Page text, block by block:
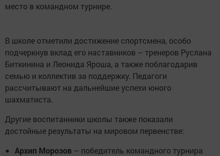
место в командном турнире.
В школе отметили достижение спортсмена, особо
подчеркнув вклад его наставников – тренеров Руслана
Биткинина и Леонида Яроша, а также поблагодарив
семью и коллектив за поддержку. Педагоги
рассчитывают на дальнейшие успехи юного
шахматиста.
Другие воспитанники школы также показали
достойные результаты на мировом первенстве:
Архип Морозов – победитель командного турнира